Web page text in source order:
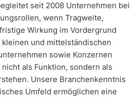
seit 2008 Unternehmen bei
wenn Tragweite,
Wirkung im Vordergrund
und mittelständischen
sowie Konzernen
als Funktion, sondern als
Unsere Branchenkenntnis
Umfeld ermöglichen eine